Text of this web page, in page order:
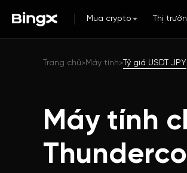
Mua crypto Thị
Trang chủ>Máy tính> Tỷ giá USDT JPY
Máy tính